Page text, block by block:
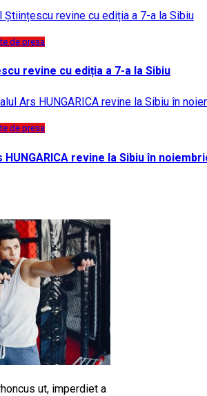
de presa
revine cu ediția a 7-a la Sibiu
de presa
revine la Sibiu în
ut, imperdiet a